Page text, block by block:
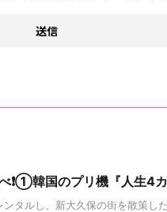
❗️①韓国のプリ機『人生4
タルし、新大久保の街を散策し